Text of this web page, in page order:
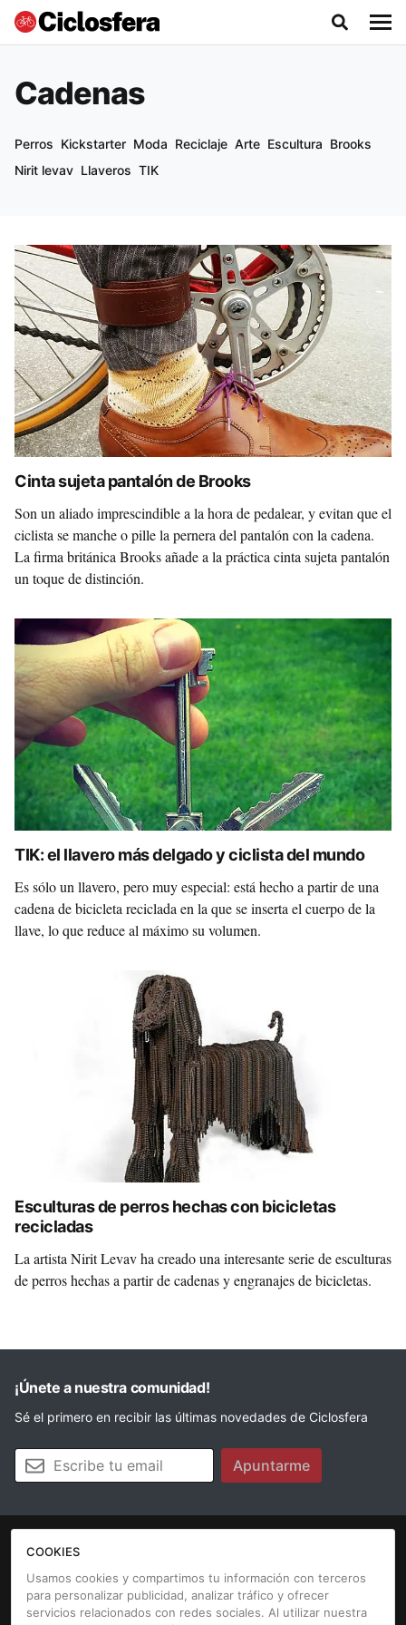
Cadenas
Perros Kickstarter Moda Reciclaje Arte Escultura Brooks
Nirit levav Llaveros TIK
Cinta sujeta pantalón de Brooks
Son un aliado imprescindible a la hora de pedalear, y evitan que el
ciclista se manche o pille la pernera del pantalón con la cadena.
La firma británica Brooks añade a la práctica cinta sujeta pantalón
un toque de distinción.
TIK: el llavero más delgado y ciclista del mundo
Es sólo un llavero, pero muy especial: está hecho a partir de una
cadena de bicicleta reciclada en la que se inserta el cuerpo de la
llave, lo que reduce al máximo su volumen.
Esculturas de perros hechas con bicicletas
recicladas
La artista Nirit Levav ha creado una interesante serie de esculturas
de perros hechas a partir de cadenas y engranajes de bicicletas.
¡Únete a nuestra comunidad!
Sé el primero en recibir las últimas novedades de Ciclosfera
Tu email Apuntarme
La revista
Aviso legal Política de cookies
COOKIES
Usamos cookies y compartimos tu información con terceros
para personalizar publicidad, analizar tráfico y ofrecer
servicios relacionados con redes sociales. Al utilizar nuestra